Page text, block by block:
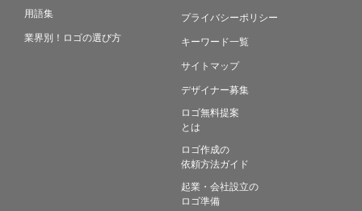
用語集
業界別！ロゴの選び方
プライバシーポリシー
キーワード一覧
サイトマップ
デザイナー募集
ロゴ無料提案
とは
ロゴ作成の
依頼方法ガイド
起業・会社設立の
ロゴ準備